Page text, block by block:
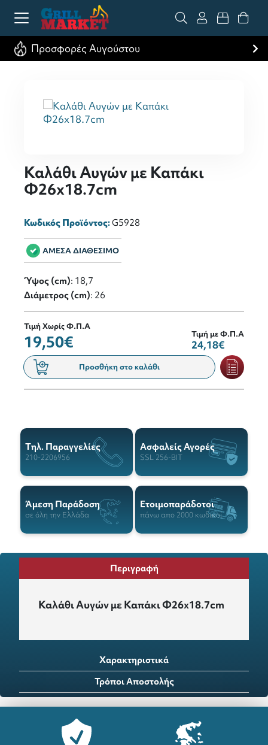
Προσφορές Αυγούστου
Καλάθι Αυγών με Καπάκι
Φ26x18.7cm
Κωδικός Προϊόντος:G5928
ΑΜΕΣΑ ΔΙΑΘΕΣΙΜΟ
Ύψος (cm): 18,7
Διάμετρος (cm): 26
Τιμή Χωρίς Φ.Π.Α
19,50€ Τιμή με Φ.Π.Α
24,18€
Προσθήκη στο καλάθι
Tηλ. Παραγγελίες
210-2206956
Ασφαλείς Αγορές
SSL 256-BIT
Άμεση Παράδοση
σε όλη την Ελλάδα
Ετοιμοπαράδοτοι
πάνω απο 2000 κωδικοί
Περιγραφή
Καλάθι Αυγών με Καπάκι Φ26x18.7cm
Χαρακτηριστικά
Τρόποι Αποστολής